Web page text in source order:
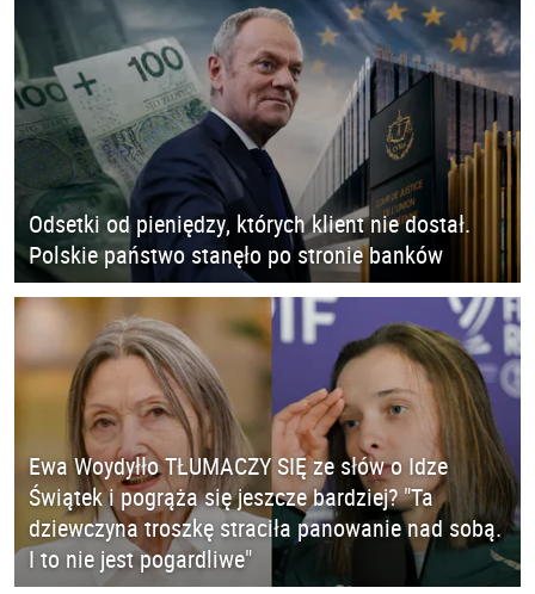
Odsetki od pieniędzy, których klient nie dostał.
Polskie państwo stanęło po stronie banków
Ewa Woydyłło TŁUMACZY SIĘ ze słów o Idze
Świątek i pogrąża się jeszcze bardziej? "Ta
dziewczyna troszkę straciła panowanie nad sobą.
I to nie jest pogardliwe"